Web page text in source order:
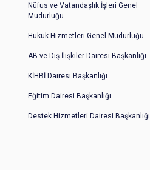
Nüfus ve Vatandaşlık İşleri Genel
Müdürlüğü
Hukuk Hizmetleri Genel Müdürlüğü
AB ve Dış İlişkiler Dairesi Başkanlığı
KİHBİ Dairesi Başkanlığı
Eğitim Dairesi Başkanlığı
Destek Hizmetleri Dairesi Başkanlığı